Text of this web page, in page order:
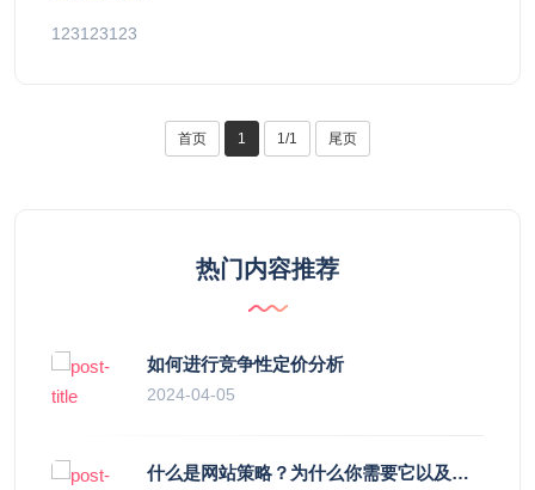
123123123
首页 1 1/1 尾页
热门内容推荐
如何进行竞争性定价分析
2024-04-05
什么是网站策略？为什么你需要它以及你如何做到